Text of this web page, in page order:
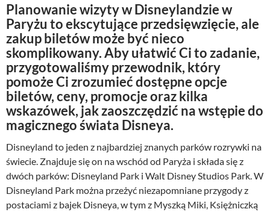
Planowanie wizyty w Disneylandzie w
Paryżu to ekscytujące przedsięwzięcie, ale
zakup biletów może być nieco
skomplikowany. Aby ułatwić Ci to zadanie,
przygotowaliśmy przewodnik, który
pomoże Ci zrozumieć dostępne opcje
biletów, ceny, promocje oraz kilka
wskazówek, jak zaoszczędzić na wstępie do
magicznego świata Disneya.
Disneyland to jeden z najbardziej znanych parków rozrywki na
świecie. Znajduje się on na wschód od Paryża i składa się z
dwóch parków: Disneyland Park i Walt Disney Studios Park. W
Disneyland Park można przeżyć niezapomniane przygody z
postaciami z bajek Disneya, w tym z Myszką Miki, Księżniczką